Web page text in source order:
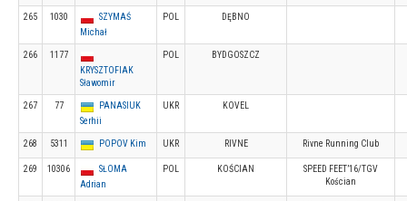
265 1030
SZYMAŚ
Michał
POL DĘBNO
266
1177
KRYSZTOFIAK
Sławomir
POL BYDGOSZCZ
267 77
PANASIUK
Serhii
UKR KOVEL
268 5311 POPOV Kim UKR RIVNE Rivne Running Club
269 10306
SŁOMA
Adrian
POL KOŚCIAN
SPEED FEET’16/TGV
Kościan